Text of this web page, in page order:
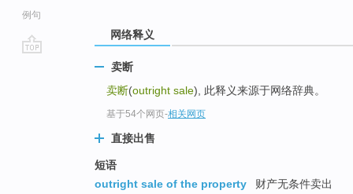
例句
网络释义
卖断
卖断(outright sale), 此释义来源于网络辞典。
基于54个网页-相关网页
直接出售
短语
outright sale of the property
财产无条件卖出